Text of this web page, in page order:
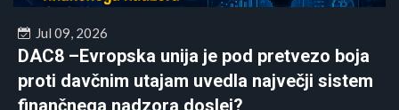
Jul 09, 2026
DAC8 –Evropska unija je pod pretvezo boja
proti davčnim utajam uvedla največji sistem
finančnega nadzora doslej?